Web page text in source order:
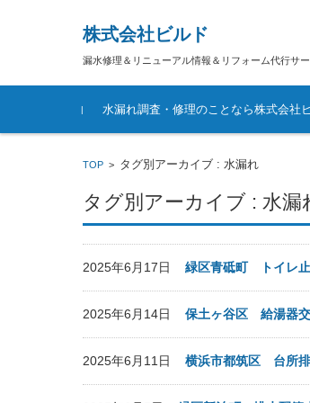
株式会社ビルド
漏水修理＆リニューアル情報＆リフォーム代行サ
コンテンツに移動
水漏れ調査・修理のことなら株式会社
TOP > タグ別アーカイブ : 水漏れ
タグ別アーカイブ : 水漏
2025年6月17日 緑区青砥町 トイレ
2025年6月14日 保土ヶ谷区 給湯器
2025年6月11日 横浜市都筑区 台所